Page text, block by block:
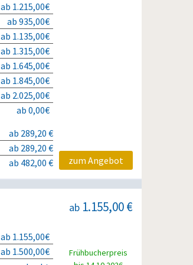
ab 1.215,00€
ab 935,00€
ab 1.135,00€
ab 1.315,00€
ab 1.645,00€
ab 1.845,00€
ab 2.025,00€
ab 0,00€
ab 289,20 €
ab 289,20 €
ab 482,00 € zum Angebot
ab 1.155,00 €
ab 1.155,00€
ab 1.500,00€
Frühbucherpreis